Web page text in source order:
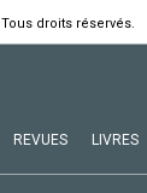
droits réservés.
REVUES LIVRES